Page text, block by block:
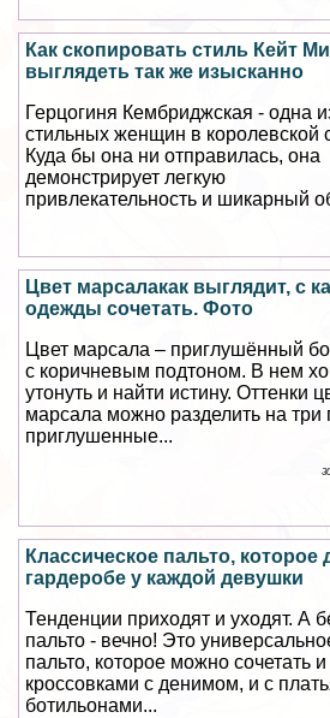
Как скопировать стиль Кейт
выглядеть так же изысканно
Герцогиня Кембриджская - одна
стильных женщин в королевской
Куда бы она ни отправилась, она
демонстрирует легкую
привлекательность и шикарный
Цвет марсалакак выглядит, с
одежды сочетать. Фото
Цвет марсала – приглушённый
с коричневым подтоном. В нем
утонуть и найти истину. Оттенки
марсала можно разделить на три
приглушенные...
Классическое пальто,
гардеробе у каждой дeвyшки
Тенденции приходят и уходят. А
пальто - вечно! Это
пальто, которое можно сочетать и
кроссовками с денимом, и с
ботильонами...